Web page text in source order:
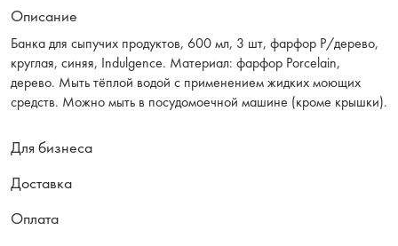
Описание
Банка для сыпучих продуктов, 600 мл, 3 шт, фарфор P/дерево,
круглая, синяя, Indulgence. Материал: фарфор Рorcelain,
дерево. Мыть тёплой водой с применением жидких моющих
средств. Можно мыть в посудомоечной машине (кроме крышки).
Для бизнеса
Доставка
Оплата